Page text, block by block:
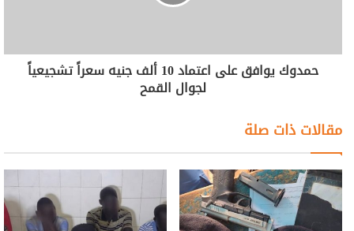
حمدوك يوافق على اعتماد 10 ألف جنيه سعراً تشجيعياً
لجوال القمح
مقالات ذات صلة